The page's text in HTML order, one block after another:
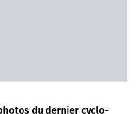
du dernier cyclo-